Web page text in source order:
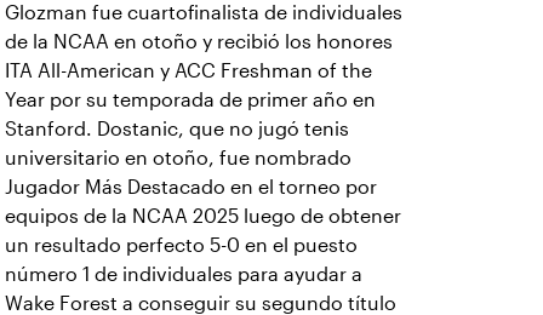
Glozman fue cuartofinalista de individuales
de la NCAA en otoño y recibió los honores
ITA All-American y ACC Freshman of the
Year por su temporada de primer año en
Stanford. Dostanic, que no jugó tenis
universitario en otoño, fue nombrado
Jugador Más Destacado en el torneo por
equipos de la NCAA 2025 luego de obtener
un resultado perfecto 5-0 en el puesto
número 1 de individuales para ayudar a
Wake Forest a conseguir su segundo título